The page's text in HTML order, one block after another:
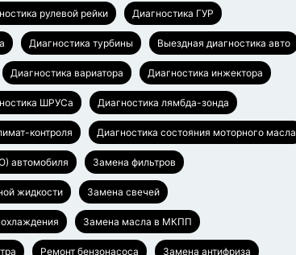
рулевой рейки Диагностика ГУР
Диагностика турбины Выездная диагностика авто
Диагностика вариатора Диагностика инжектора
ШРУСа Диагностика лямбда-зонда
контроля Диагностика состояния моторного масла
автомобиля Замена фильтров
жидкости Замена свечей
Замена масла в МКПП
Ремонт бензонасоса Замена антифриза